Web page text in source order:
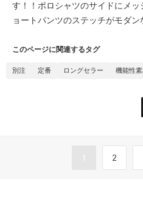
す！！ポロシャツのサイドにメ
ョートパンツのステッチがモダ
このページに関連するタグ
別注 定番 ロングセラー 機能性
1 2